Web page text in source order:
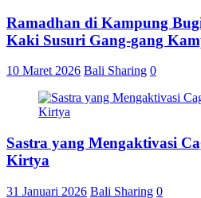
Ramadhan di Kampung
Kaki Susuri Gang-gang
10 Maret 2026 Bali Sharing 0
Sastra yang Mengaktivasi
Kirtya
31 Januari 2026 Bali Sharing 0